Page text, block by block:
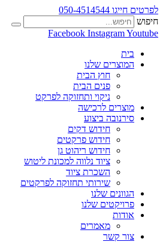
לפרטים חייגו 050-4514544
חיפוש
Facebook InstagramYoutube
בית
המוצרים שלנו
חוץ הבית
פנים הבית
ניקוי ותחזוקה לפרקט
מוצרים לרכישה
סירנובה ביצוע
חידוש דקים
חידוש פרקטים
חידוש ריהוט גן
ציוד נלווה למכונת ליטוש
השכרת ציוד
שירותי תחזוקה לפרקטים
הגוונים שלנו
פרויקטים שלנו
אודות
מאמרים
צור קשר